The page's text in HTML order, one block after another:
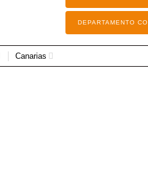
DEPARTAMENTO
Canarias